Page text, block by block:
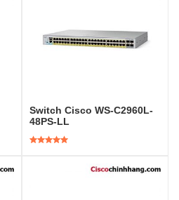
Switch Cisco WS-C2960L-
48PS-LL